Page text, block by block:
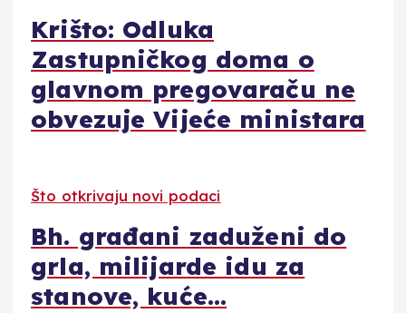
Krišto: Odluka
Zastupničkog doma o
glavnom pregovaraču ne
obvezuje Vijeće ministara
Što otkrivaju novi podaci
Bh. građani zaduženi do
grla, milijarde idu za
stanove, kuće…